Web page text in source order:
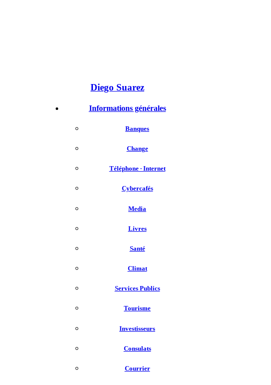
Diego Suarez
Informations générales
Banques
Change
Téléphone ∙ Internet
Cybercafés
Media
Livres
Santé
Climat
Services Publics
Tourisme
Investisseurs
Consulats
Courrier